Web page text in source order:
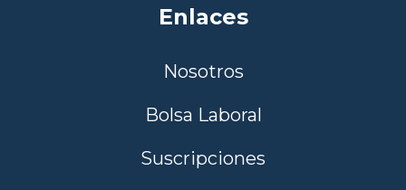
Enlaces
Nosotros
Bolsa Laboral
Suscripciones